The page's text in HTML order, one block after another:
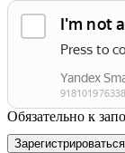
Обязательно к